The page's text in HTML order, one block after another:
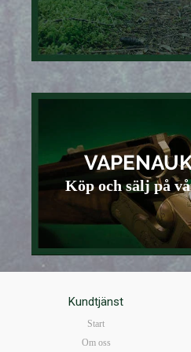
Köp och sälj på
Kundtjänst
Start
Om oss